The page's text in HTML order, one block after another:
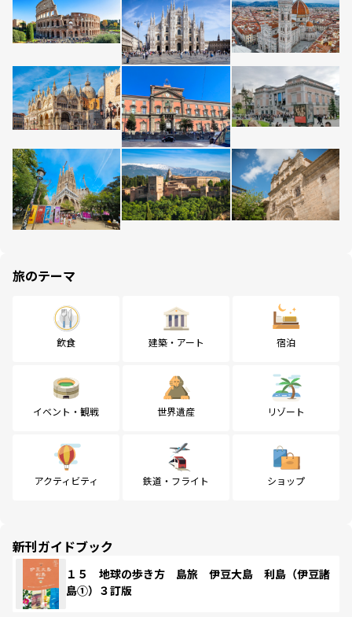
旅のテーマ
飲食 建築・アート 宿泊
イベント・観戦 世界遺産 リゾート
アクティビティ 鉄道・フライト ショップ
新刊ガイドブック
１５ 地球の歩き方 島旅 伊豆大島 利島（伊豆諸
島①）３訂版